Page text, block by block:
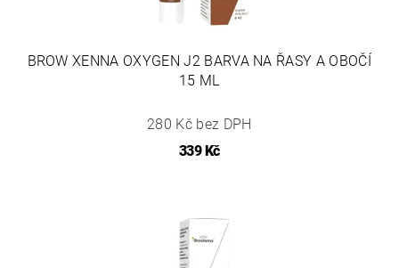
BROW XENNA OXYGEN J2 BARVA NA ŘASY A OBOČÍ
15 ML
280 Kč bez DPH
339 Kč